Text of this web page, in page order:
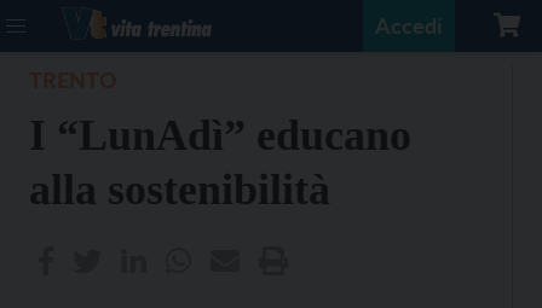
Accedi
I “LunAdì” educano
alla sostenibilità